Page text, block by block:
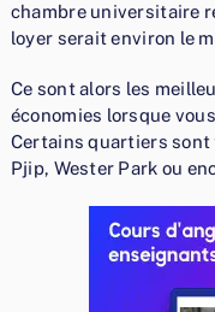
chambre universitaire
loyer serait environ le
Ce sont alors les
économies lorsque
Certains quartiers
Pjip, Wester Park ou